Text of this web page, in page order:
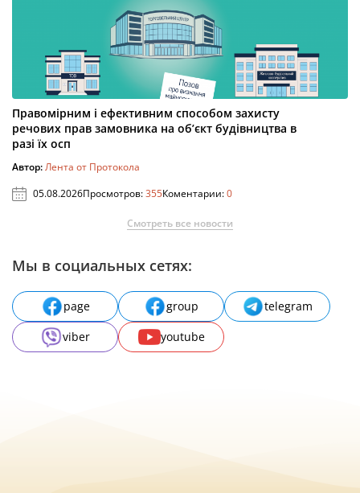
Правомірним і ефективним способом захисту
речових прав замовника на об’єкт будівництва в
разі їх осп
Автор:Лента от Протокола
05.08.2026Просмотров:355Коментарии:0
Смотреть все новости
Мы в социальных сетях:
page group
telegram
viber
youtube